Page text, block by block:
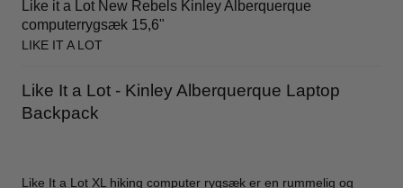
Like it a Lot New Rebels Kinley Alberquerque
computerrygsæk 15,6"
LIKE IT A LOT
Like It a Lot - Kinley Alberquerque Laptop
Backpack
Like It a Lot XL hiking computer rygsæk er en rummelig og